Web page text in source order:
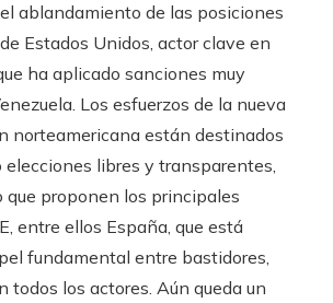
ablandamiento de las posiciones
Estados Unidos, actor clave en
ha aplicado sanciones muy
Los esfuerzos de la nueva
norteamericana están destinados
elecciones libres y transparentes,
que proponen los principales
entre ellos España, que está
fundamental entre bastidores,
todos los actores. Aún queda un